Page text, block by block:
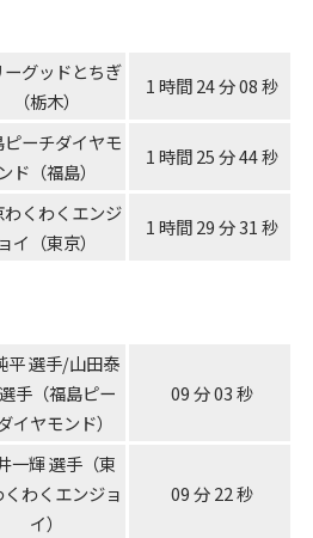
ーグッドとちぎ
（栃木）
1 時間 24 分 08 秒
ーチダイヤモ
ンド（福島）
1 時間 25 分 44 秒
わくわくエンジ
ョイ（東京）
1 時間 29 分 31 秒
平 選手/山田泰
手（福島ピー
イヤモンド）
09 分 03 秒
一輝 選手（東
くわくエンジョ
イ）
09 分 22 秒